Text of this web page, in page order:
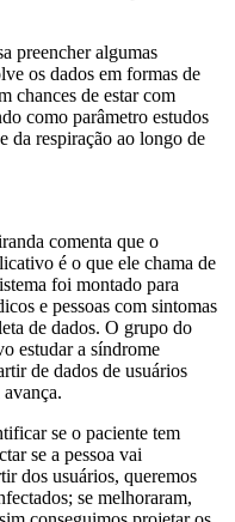
preencher algumas
os dados em formas de
chances de estar com
como parâmetro estudos
da respiração ao longo de
comenta que o
é o que ele chama de
foi montado para
e pessoas com sintomas
de dados. O grupo do
estudar a síndrome
de dados de usuários
se o paciente tem
se a pessoa vai
dos usuários, queremos
se melhoraram,